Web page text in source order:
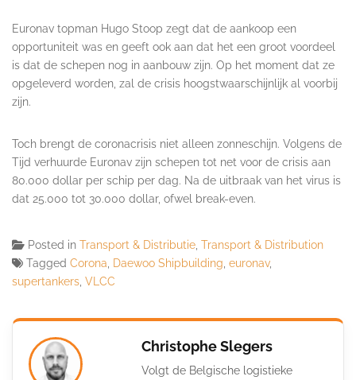
Euronav topman Hugo Stoop zegt dat de aankoop een
opportuniteit was en geeft ook aan dat het een groot voordeel
is dat de schepen nog in aanbouw zijn. Op het moment dat ze
opgeleverd worden, zal de crisis hoogstwaarschijnlijk al voorbij
zijn.
Toch brengt de coronacrisis niet alleen zonneschijn. Volgens de
Tijd verhuurde Euronav zijn schepen tot net voor de crisis aan
80.000 dollar per schip per dag. Na de uitbraak van het virus is
dat 25.000 tot 30.000 dollar, ofwel break-even.
Posted in Transport & Distributie Transport & Distribution
Tagged Corona Daewoo Shipbuilding euronav,
supertankers VLCC
Christophe Slegers
Volgt de Belgische logistieke